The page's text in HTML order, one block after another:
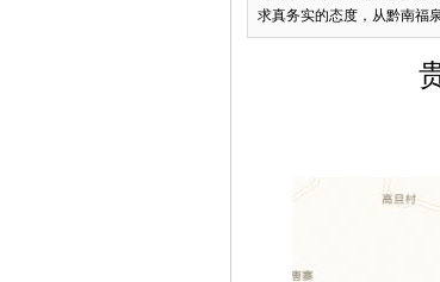
求真务实的态度，从黔南福